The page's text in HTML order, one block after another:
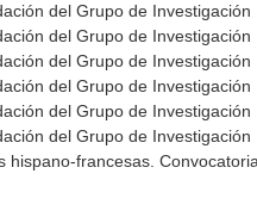
del Grupo de
del Grupo de
del Grupo de
del Grupo de
del Grupo de
del Grupo de
hispano-francesas.